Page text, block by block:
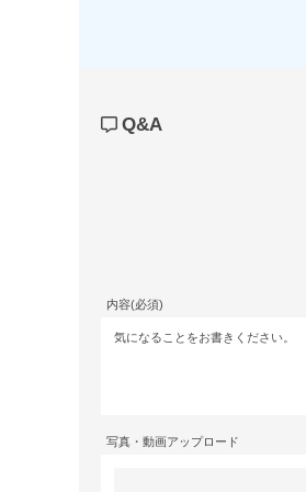
Q&A
内容(必須)
写真・動画アップロード